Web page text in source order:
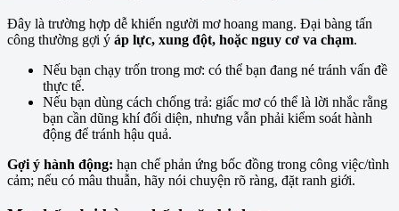
Đây là trường hợp dễ khiến người mơ hoang mang. Đại bàng tấn
công thường gợi ý áp lực, xung đột, hoặc nguy cơ va chạm.
Nếu bạn chạy trốn trong mơ: có thể bạn đang né tránh vấn đề
thực tế.
Nếu bạn dùng cách chống trả: giấc mơ có thể là lời nhắc rằng
bạn cần dũng khí đối diện, nhưng vẫn phải kiểm soát hành
động để tránh hậu quả.
Gợi ý hành động: hạn chế phản ứng bốc đồng trong công việc/tình
cảm; nếu có mâu thuẫn, hãy nói chuyện rõ ràng, đặt ranh giới.